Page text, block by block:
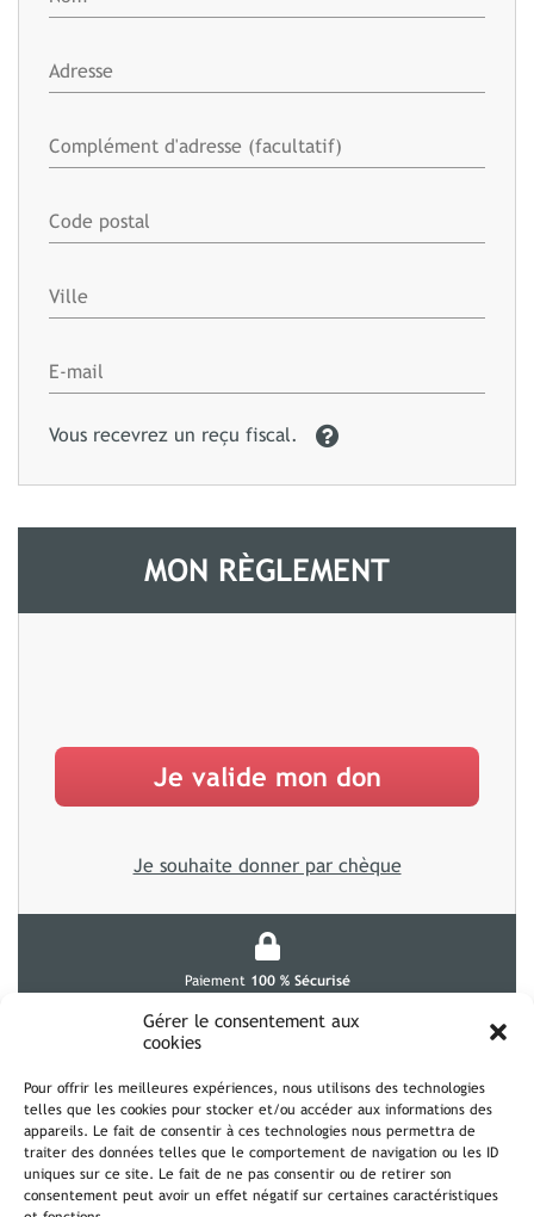
Gérer le consentement aux
cookies
Pour offrir les meilleures expériences, nous utilisons des technologies
telles que les cookies pour stocker et/ou accéder aux informations des
appareils. Le fait de consentir à ces technologies nous permettra de
traiter des données telles que le comportement de navigation ou les ID
uniques sur ce site. Le fait de ne pas consentir ou de retirer son
consentement peut avoir un effet négatif sur certaines caractéristiques
Vous recevrez un reçu fiscal.
MON RÈGLEMENT
Je souhaite donner par chèque
Paiement 100 % Sécurisé
Confidentialité
Déduction fiscale
Merci de votre soutien !